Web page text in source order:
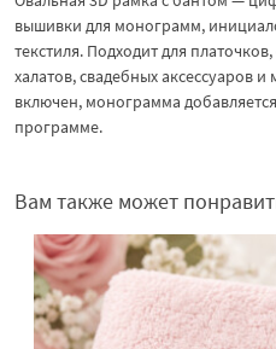
вышивки для монограмм,
текстиля. Подходит для
халатов, свадебных аксессуаров
включен, монограмма
программе.
Вам также может